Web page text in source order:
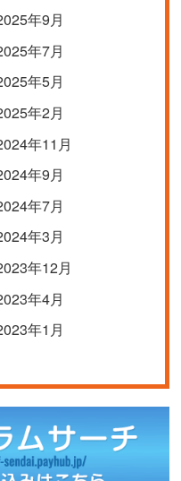
年9月
年7月
年5月
年2月
年11月
年9月
年7月
年3月
年12月
年4月
年1月